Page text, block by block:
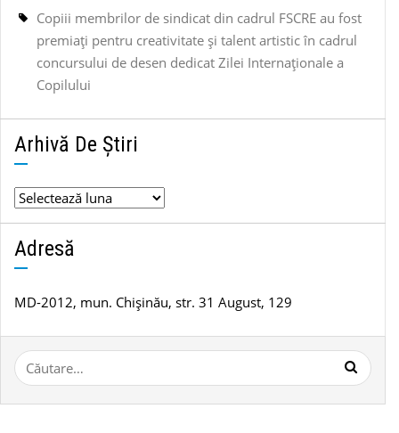
Copiii membrilor de sindicat din cadrul FSCRE au fost
premiați pentru creativitate și talent artistic în cadrul
concursului de desen dedicat Zilei Internaționale a
Copilului
Arhivă De Știri
Arhivă
de
știri
Adresă
MD-2012, mun. Chișinău, str. 31 August, 129
Caută
după: